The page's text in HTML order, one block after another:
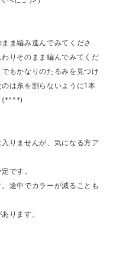
ま編み進んでみてくださ
りそのまま編んでみてくだ
もかなりのたるみを見つけ
は糸を割らないように1本
(*^^*)
りませんが、気になる方ア
です。
途中でカラーが減ることも
ります。